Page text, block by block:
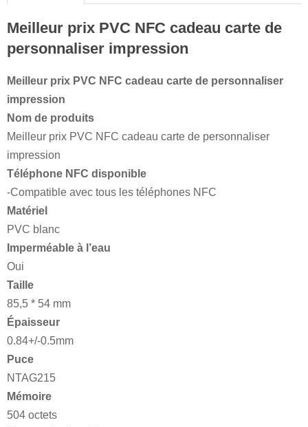
Meilleur prix PVC NFC cadeau carte de
personnaliser impression
Meilleur prix PVC NFC cadeau carte de personnaliser
impression
Nom de produits
Meilleur prix PVC NFC cadeau carte de personnaliser
impression
Téléphone NFC disponible
-Compatible avec tous les téléphones NFC
Matériel
PVC blanc
Imperméable à l’eau
Oui
Taille
85,5 * 54 mm
Épaisseur
0.84+/-0.5mm
Puce
NTAG215
Mémoire
504 octets